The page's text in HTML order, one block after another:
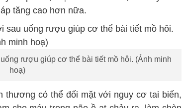
tăng cao hơn nữa.
rượu giúp cơ thể bài tiết mồ hôi. (Ảnh minh
hoạ)
thương có thể đối mặt với nguy cơ tai biến,